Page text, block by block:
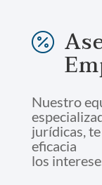

Nuestro
jurídicas,
eficacia
los